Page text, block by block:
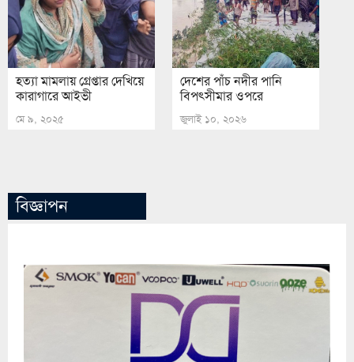
হত্যা মামলায় গ্রেপ্তার দেখিয়ে
কারাগারে আইভী
মে ৯, ২০২৫
দেশের পাঁচ নদীর পানি
বিপৎসীমার ওপরে
জুলাই ১০, ২০২৬
বিজ্ঞাপন